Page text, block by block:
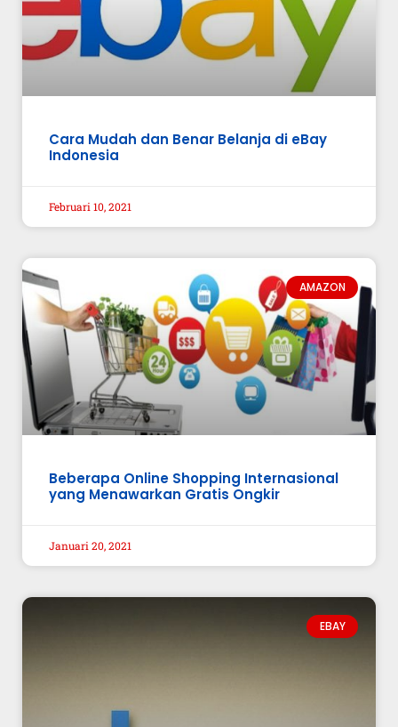
Cara Mudah dan Benar Belanja di eBay
Indonesia
Februari 10, 2021
AMAZON
Beberapa Online Shopping Internasional
yang Menawarkan Gratis Ongkir
Januari 20, 2021
EBAY